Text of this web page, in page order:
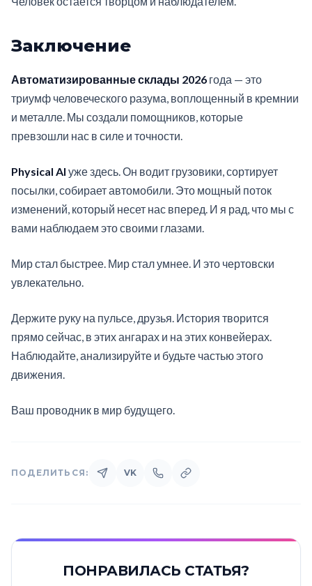
Заключение
Автоматизированные склады 2026 года — это
триумф человеческого разума, воплощенный в кремнии
и металле. Мы создали помощников, которые
превзошли нас в силе и точности.
Physical AI уже здесь. Он водит грузовики, сортирует
посылки, собирает автомобили. Это мощный поток
изменений, который несет нас вперед. И я рад, что мы с
вами наблюдаем это своими глазами.
Мир стал быстрее. Мир стал умнее. И это чертовски
увлекательно.
Держите руку на пульсе, друзья. История творится
прямо сейчас, в этих ангарах и на этих конвейерах.
Наблюдайте, анализируйте и будьте частью этого
движения.
Ваш проводник в мир будущего.
ПОДЕЛИТЬСЯ: VK
ПОНРАВИЛАСЬ СТАТЬЯ?